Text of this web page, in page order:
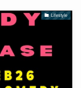
Lifestyle